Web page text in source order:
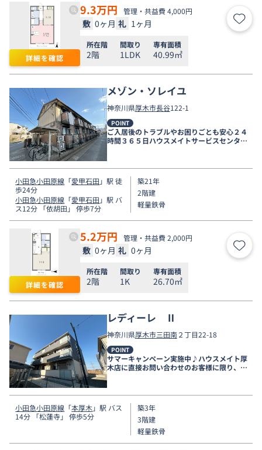
詳細を確認
9.3万円 管理・共益費 4,000円
敷 0ヶ月 礼 1ヶ月 お気
所在階
2階
間取り
1LDK
専有面積
40.99㎡
メゾン・ソレイユ
神奈川県厚木市長谷122-1
POINT
ご入居後のトラブルやお困りごとも安心２４
時間３６５日ハウスメイトサービスセンター
小田急小田原線 「愛甲石田 」駅 徒
歩24分
小田急小田原線 「愛甲石田 」駅 バ
ス12分 「依胡田」 停歩7分
築21年
2階建
軽量鉄骨
詳細を確認
5.2万円 管理・共益費 2,000円
敷 0ヶ月 礼 0ヶ月 お気
所在階
2階
間取り
1K
専有面積
26.70㎡
レディーレ Ⅱ
神奈川県厚木市三田南２丁目22-18
POINT
サマーキャンペーン実施中♪ハウスメイト厚
木店に直接お問い合わせのお客様に限り、９
月末まで家賃無料♪
小田急小田原線 「本厚木」駅 バス
14分 「松蓮寺」 停歩5分
築3年
3階建
軽量鉄骨